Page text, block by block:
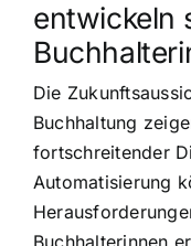
entwickeln
Die
Buchhaltung
fortschreitender
Automatisierung